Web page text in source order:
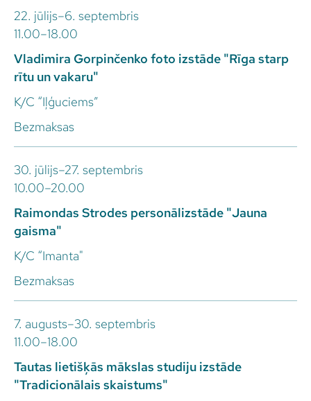
22. jūlijs–6. septembris
11.00–18.00
Vladimira Gorpinčenko foto izstāde "Rīga starp
rītu un vakaru"
K/C “Iļģuciems”
Bezmaksas
30. jūlijs–27. septembris
10.00–20.00
Raimondas Strodes personālizstāde "Jauna
gaisma"
K/C “Imanta"
Bezmaksas
7. augusts–30. septembris
11.00–18.00
Tautas lietišķās mākslas studiju izstāde
"Tradicionālais skaistums"